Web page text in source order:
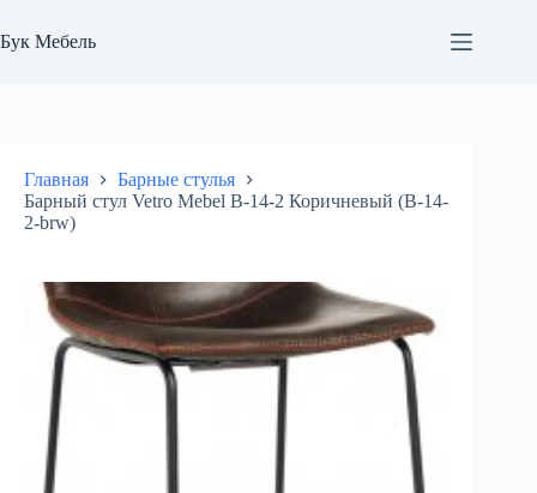
к
сути
Бук Мебель
Главная
Барные стулья
Барный стул Vetro Mebel В-14-2 Коричневый (В-14-
2-brw)